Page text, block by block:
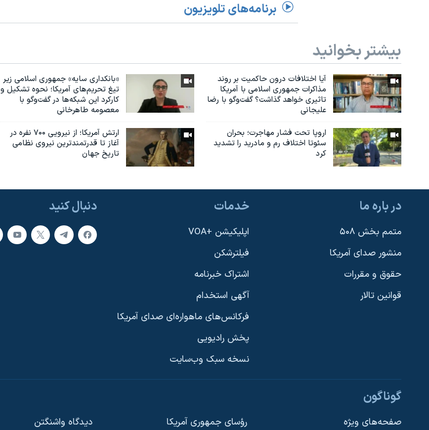
دنبال کنید
برنامه‌های تلویزیون
بیشتر بخوانید
آیا اختلافات درون حاکمیت بر روند
مذاکرات جمهوری اسلامی با آمریکا
تاثیری خواهد گذاشت؟ گفت‌وگو با رضا
علیجانی
«بانکداری سایه» جمهوری اسلامی زیر
تیغ تحریم‌های آمریکا؛ نحوه تشکیل و
کارکرد این شبکه‌ها در گفت‌وگو با
معصومه طاهرخانی
اروپا تحت فشار مهاجرت؛ بحران
سئوتا اختلاف رم و مادرید را تشدید
کرد
ارتش آمریکا؛ از نيرویی ۷۰۰ نفره در
آغاز تا قدرتمندترین نیروی نظامی
تاریخ جهان
دنبال کنید در باره ما
متمم بخش ۵۰۸
منشور صدای آمریکا
حقوق و مقررات
قوانین تالار
خدمات
اپلیکیشن +VOA
فیلترشکن
اشتراک خبرنامه
آگهی استخدام
فرکانس‌های ماهواره‌ای صدای آمریکا
پخش رادیویی
نسخه سبک وب‌سایت
گوناگون
صفحه‌های ویژه رؤسای جمهوری آمریکا دیدگاه‌ واشنگتن